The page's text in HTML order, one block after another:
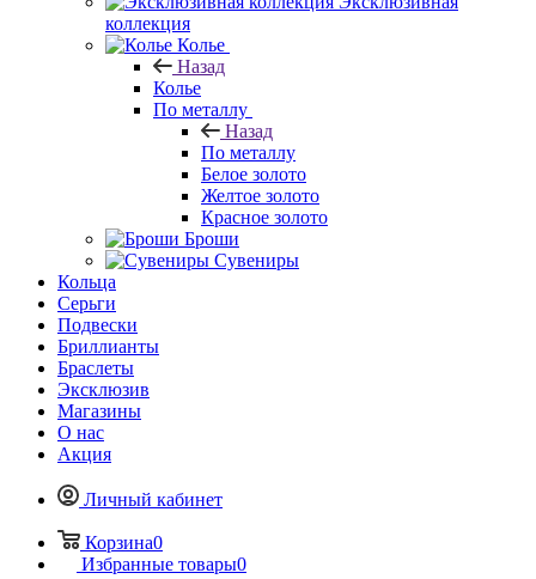
коллекция
Колье
Назад
Колье
По металлу
Назад
По металлу
Белое золото
Желтое золото
Красное золото
Броши
Сувениры
Кольца
Серьги
Подвески
Бриллианты
Браслеты
Эксклюзив
Магазины
О нас
Акция
Личный кабинет
Корзина0
Избранные товары0